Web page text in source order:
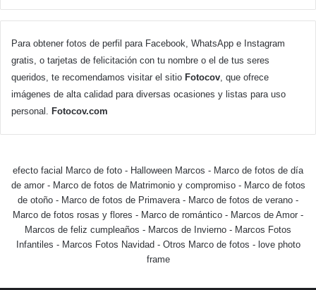
Para obtener fotos de perfil para Facebook, WhatsApp e Instagram
gratis, o tarjetas de felicitación con tu nombre o el de tus seres
queridos, te recomendamos visitar el sitio Fotocov, que ofrece
imágenes de alta calidad para diversas ocasiones y listas para uso
personal. Fotocov.com
efecto facial Marco de foto - Halloween Marcos - Marco de fotos de día
de amor- Marco de fotos de Matrimonio y compromiso- Marco de fotos
de otoño - Marco de fotos de Primavera- Marco de fotos de verano -
Marco de fotos rosas y flores - Marco de romántico - Marcos de Amor -
Marcos de feliz cumpleaños - Marcos de Invierno - Marcos Fotos
Infantiles - Marcos Fotos Navidad - Otros Marco de fotos - love photo
frame